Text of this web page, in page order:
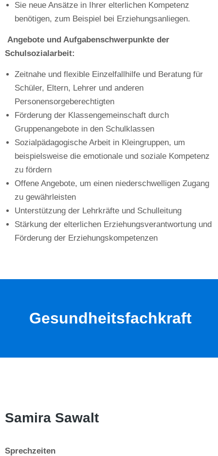
Sie neue Ansätze in Ihrer elterlichen Kompetenz
benötigen, zum Beispiel bei Erziehungsanliegen.
Angebote und Aufgabenschwerpunkte der
Schulsozialarbeit:
Zeitnahe und flexible Einzelfallhilfe und Beratung für
Schüler, Eltern, Lehrer und anderen
Personensorgeberechtigten
Förderung der Klassengemeinschaft durch
Gruppenangebote in den Schulklassen
Sozialpädagogische Arbeit in Kleingruppen, um
beispielsweise die emotionale und soziale Kompetenz
zu fördern
Offene Angebote, um einen niederschwelligen Zugang
zu gewährleisten
Unterstützung der Lehrkräfte und Schulleitung
Stärkung der elterlichen Erziehungsverantwortung und
Förderung der Erziehungskompetenzen
Gesundheitsfachkraft
Samira Sawalt
Sprechzeiten